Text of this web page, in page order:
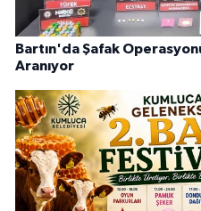
Bartın'da Şafak
Aranıyor